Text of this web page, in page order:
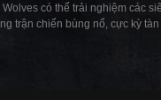
có thể trải nghiệm các
trận chiến bùng nổ, cực kỳ tàn